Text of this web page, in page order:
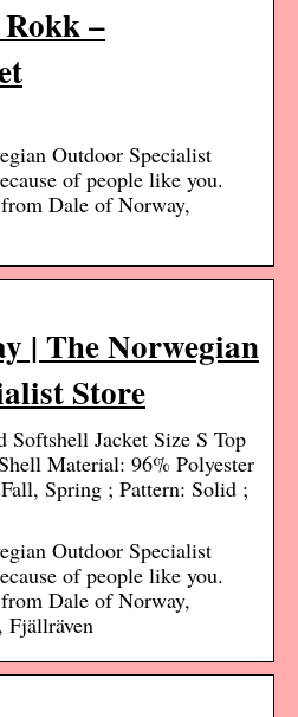
–
Outdoor Specialist
of people like you.
Dale of Norway,
| The Norwegian
Store
Softshell Jacket Size S Top
Material: 96% Polyester
Spring ; Pattern: Solid ;
Outdoor Specialist
of people like you.
Dale of Norway,
Fjällräven